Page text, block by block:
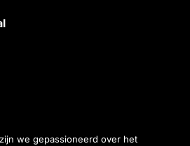
we gepassioneerd over het